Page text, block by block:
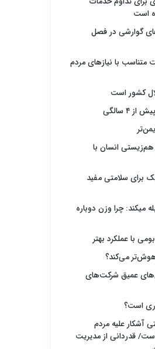
است
گوارشی در فصل
با نیازهای مردم
کشور است
۴ سالگی
انسان با
برای سلامتی مفید
میکند: چرا وزن دوباره
با عملکرد بهتر
می‌کند؟
عمیق شرکت‌های
است؟
آشکار علیه مردم
قدردانی از مدیریت